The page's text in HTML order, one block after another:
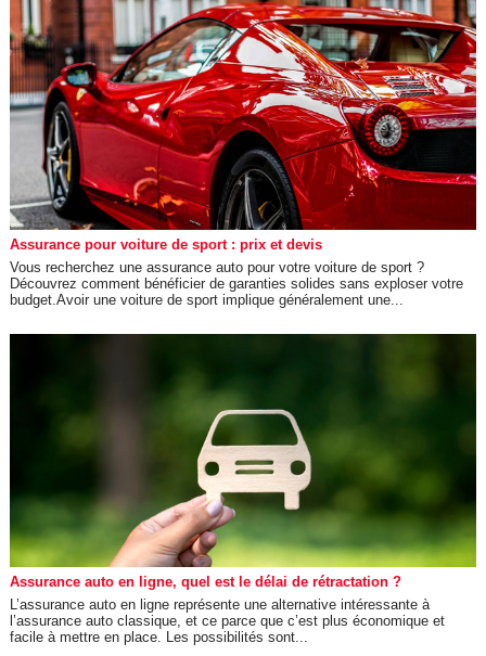
Assurance pour voiture de sport : prix et devis
Vous recherchez une assurance auto pour votre voiture de sport ?
Découvrez comment bénéficier de garanties solides sans exploser votre
budget.Avoir une voiture de sport implique généralement une...
Assurance auto en ligne, quel est le délai de rétractation ?
L’assurance auto en ligne représente une alternative intéressante à
l’assurance auto classique, et ce parce que c’est plus économique et
facile à mettre en place. Les possibilités sont...